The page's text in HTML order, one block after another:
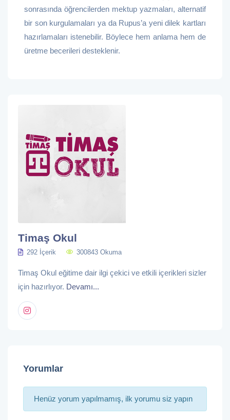
sonrasında öğrencilerden mektup yazmaları, alternatif
bir son kurgulamaları ya da Rupus’a yeni dilek kartları
hazırlamaları istenebilir. Böylece hem anlama hem de
üretme becerileri desteklenir.
Timaş Okul
292 İçerik 300843 Okuma
Timaş Okul eğitime dair ilgi çekici ve etkili içerikleri sizler
için hazırlıyor. Devamı...
Yorumlar
Henüz yorum yapılmamış, ilk yorumu siz yapın